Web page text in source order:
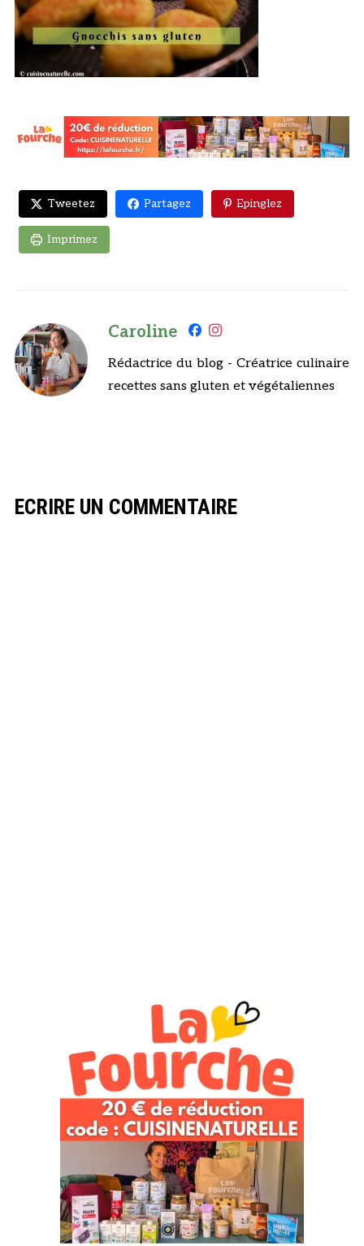
Tweetez Partagez Epinglez
Imprimez
Caroline
Rédactrice du blog - Créatrice culinaire
recettes sans gluten et végétaliennes
ECRIRE UN COMMENTAIRE